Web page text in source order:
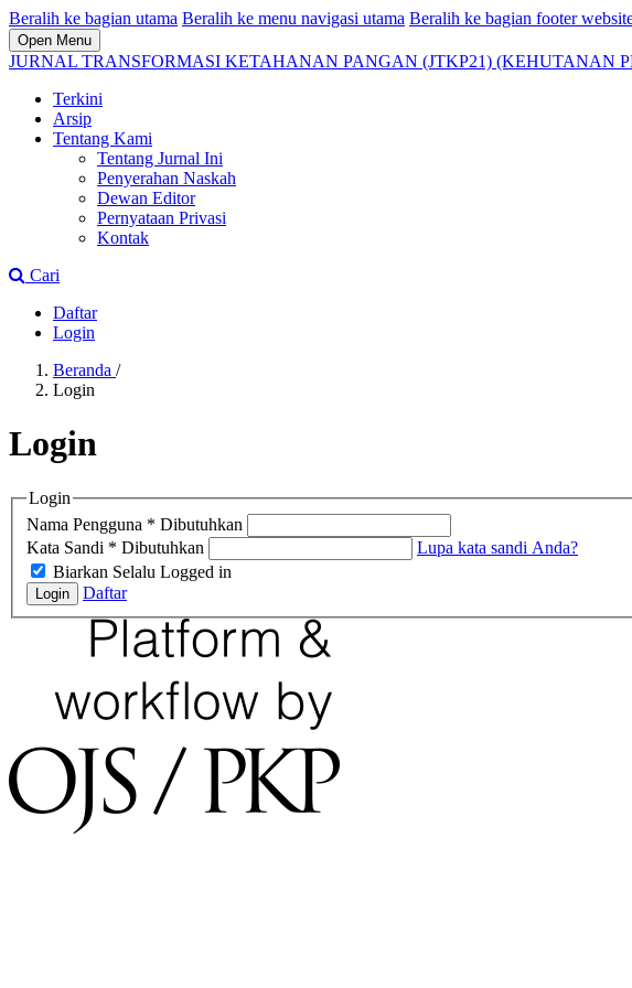
Beralih ke bagian utama Beralih ke menu navigasi utama Beralih ke bagian footer
Open Menu
JURNAL TRANSFORMASI KETAHANAN PANGAN (JTKP21) (KEHUTANAN
Terkini
Arsip
Tentang Kami
Tentang Jurnal Ini
Penyerahan Naskah
Dewan Editor
Pernyataan Privasi
Kontak
Cari
Daftar
Login
Beranda /
Login
Login
Login
Nama Pengguna * Dibutuhkan
Kata Sandi * Dibutuhkan
Lupa kata sandi Anda?
Biarkan Selalu Logged in
Login Daftar